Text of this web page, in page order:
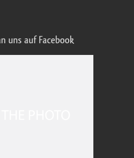
uns auf Facebook